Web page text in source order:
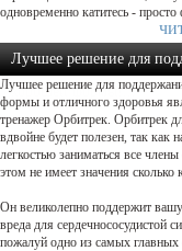
одновременно катитесь - просто
Лучшее решение для
хорошей формы!...
Лучшее решение для
формы и отличного здоровья
тренажер Орбитрек. Орбитрек
вдвойне будет полезен, так как
легкостью заниматься все
этом не имеет значения сколько
Он великолепно поддержит
вреда для сердечнососудистой
пожалуй одно из самых главных